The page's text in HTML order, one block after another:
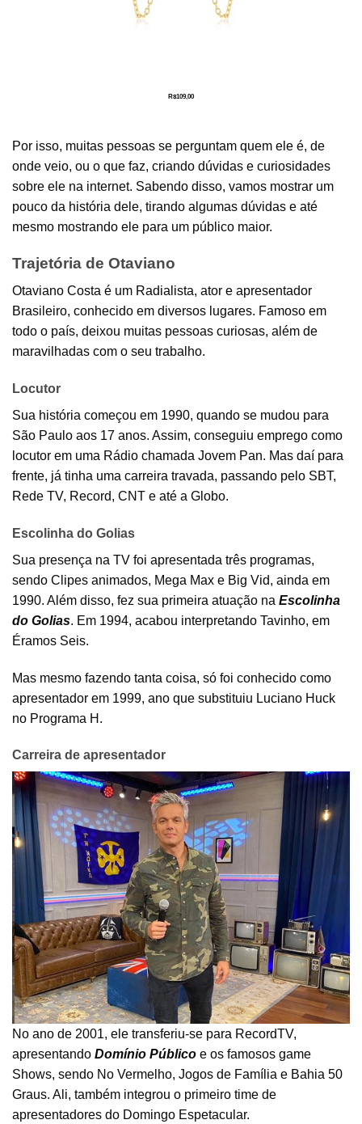
R$109,00
Por isso, muitas pessoas se perguntam quem ele é, de
onde veio, ou o que faz, criando dúvidas e curiosidades
sobre ele na internet. Sabendo disso, vamos mostrar um
pouco da história dele, tirando algumas dúvidas e até
mesmo mostrando ele para um público maior.
Trajetória de Otaviano
Otaviano Costa é um Radialista, ator e apresentador
Brasileiro, conhecido em diversos lugares. Famoso em
todo o país, deixou muitas pessoas curiosas, além de
maravilhadas com o seu trabalho.
Locutor
Sua história começou em 1990, quando se mudou para
São Paulo aos 17 anos. Assim, conseguiu emprego como
locutor em uma Rádio chamada Jovem Pan. Mas daí para
frente, já tinha uma carreira travada, passando pelo SBT,
Rede TV, Record, CNT e até a Globo.
Escolinha do Golias
Sua presença na TV foi apresentada três programas,
sendo Clipes animados, Mega Max e Big Vid, ainda em
1990. Além disso, fez sua primeira atuação na Escolinha
do Golias. Em 1994, acabou interpretando Tavinho, em
Éramos Seis.
Mas mesmo fazendo tanta coisa, só foi conhecido como
apresentador em 1999, ano que substituiu Luciano Huck
no Programa H.
Carreira de apresentador
No ano de 2001, ele transferiu-se para RecordTV,
apresentando Domínio Público e os famosos game
Shows, sendo No Vermelho, Jogos de Família e Bahia 50
Graus. Ali, também integrou o primeiro time de
apresentadores do Domingo Espetacular.